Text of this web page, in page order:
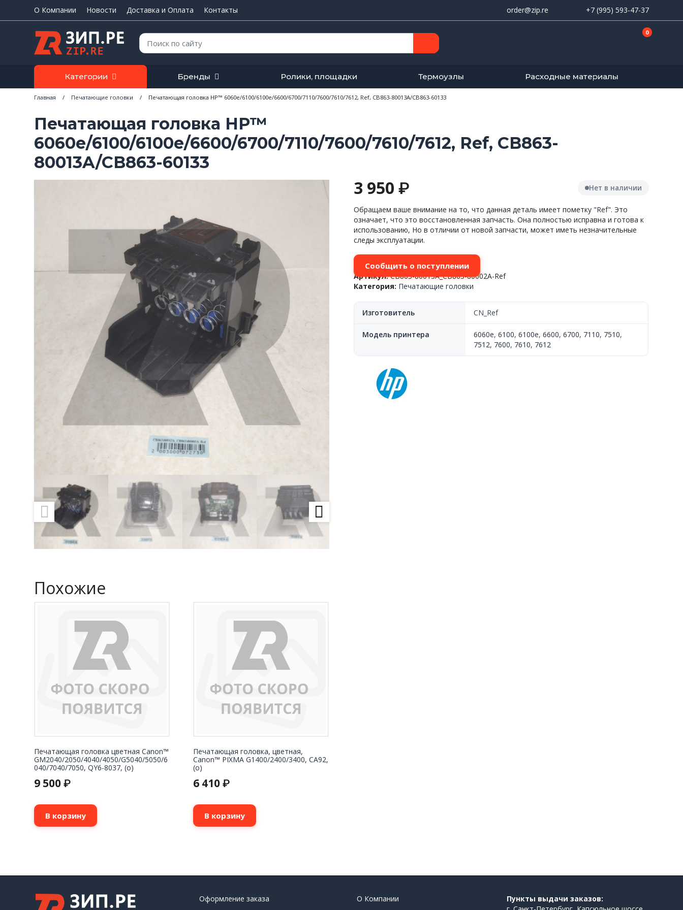
О Компании Новости Доставка и Оплата Контакты order@zip.re +7 (995) 593-47-37
Поиск: 0
Категории Бренды Ролики, площадки Термоузлы Расходные материалы
Главная / Печатающие головки / Печатающая головка HP™ 6060e/6100/6100e/6600/6700/7110/7600/7610/7612, Ref, CB863-80013A/CB863-60133
Печатающая головка HP™
6060e/6100/6100e/6600/6700/7110/7600/7610/7612, Ref, CB863-
80013A/CB863-60133
3 950₽
Обращаем ваше внимание на то, что данная деталь имеет пометку "Ref". Это
означает, что это восстановленная запчасть. Она полностью исправна и готова к
использованию, Но в отличии от новой запчасти, может иметь незначительные
следы эксплуатации.
Нет в наличии
Сообщить о поступлении
Артикул:CB863-80013A_CB863-80002A-Ref
Категория: Печатающие головки
Изготовитель CN_Ref
Модель принтера 6060e,6100,6100e,6600,6700, 7110, 7510,
7512, 7600, 7610, 7612
Похожие
Печатающая головка цветная Canon™
GM2040/2050/4040/4050/G5040/5050/6
040/7040/7050, QY6-8037, (о)
9 500 ₽
В корзину
Печатающая головка, цветная,
Canon™ PIXMA G1400/2400/3400, CA92,
(о)
6 410 ₽
В корзину
Оформление заказа
О Компании
Пункты выдачи заказов: